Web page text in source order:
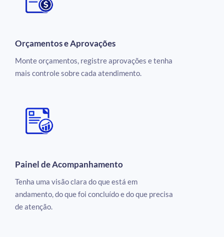
Orçamentos e Aprovações
Monte orçamentos, registre aprovações e tenha
mais controle sobre cada atendimento.
Painel de Acompanhamento
Tenha uma visão clara do que está em
andamento, do que foi concluído e do que precisa
de atenção.